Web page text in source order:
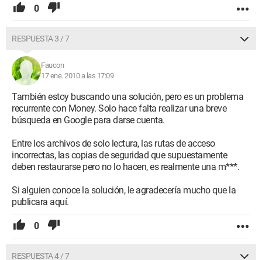
0
RESPUESTA 3 / 7
Faucon
17 ene. 2010 a las 17:09
También estoy buscando una solución, pero es un problema
recurrente con Money. Solo hace falta realizar una breve
búsqueda en Google para darse cuenta.
Entre los archivos de solo lectura, las rutas de acceso
incorrectas, las copias de seguridad que supuestamente
deben restaurarse pero no lo hacen, es realmente una m***.
Si alguien conoce la solución, le agradecería mucho que la
publicara aquí.
0
RESPUESTA 4 / 7